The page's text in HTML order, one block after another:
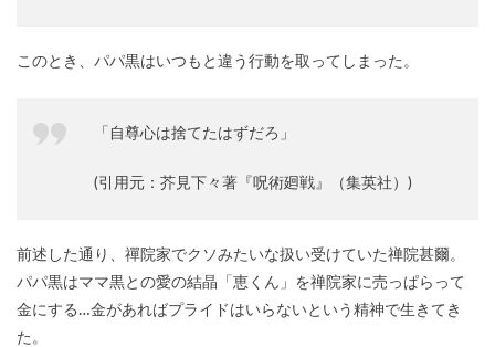
このとき、パパ黒はいつもと違う行動を取ってしまった。
「自尊心は捨てたはずだろ」
(引用元：芥見下々著『呪術廻戦』（集英社）)
前述した通り、禪院家でクソみたいな扱い受けていた禅院甚爾。
パパ黒はママ黒との愛の結晶「恵くん」を禅院家に売っぱらって
金にする…金があればプライドはいらないという精神で生きてき
た。